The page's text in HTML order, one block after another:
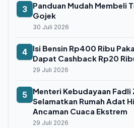
3
Panduan Mudah Membeli
Gojek
30 Juli 2026
4
Isi Bensin Rp400 Ribu
Dapat Cashback Rp20
29 Juli 2026
5
Menteri Kebudayaan Fadli
Selamatkan Rumah Adat
Ancaman Cuaca Ekstrem
29 Juli 2026